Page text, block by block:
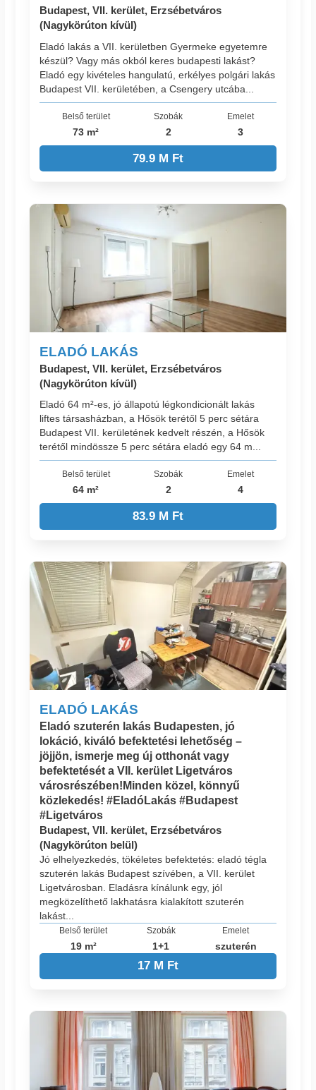
Budapest, VII. kerület, Erzsébetváros
(Nagykörúton kívül)
Eladó lakás a VII. kerületben Gyermeke egyetemre
készül? Vagy más okból keres budapesti lakást?
Eladó egy kivételes hangulatú, erkélyes polgári lakás
Budapest VII. kerületében, a Csengery utcába...
Belső terület
73 m²
Szobák
2
Emelet
3
79.9 M Ft
ELADÓ LAKÁS
Budapest, VII. kerület, Erzsébetváros
(Nagykörúton kívül)
Eladó 64 m²-es, jó állapotú légkondicionált lakás
liftes társasházban, a Hősök terétől 5 perc sétára
Budapest VII. kerületének kedvelt részén, a Hősök
terétől mindössze 5 perc sétára eladó egy 64 m...
Belső terület
64 m²
Szobák
2
Emelet
4
83.9 M Ft
ELADÓ LAKÁS
Eladó szuterén lakás Budapesten, jó
lokáció, kiváló befektetési lehetőség –
jöjjön, ismerje meg új otthonát vagy
befektetését a VII. kerület Ligetváros
városrészében!Minden közel, könnyű
közlekedés! #EladóLakás #Budapest
#Ligetváros
Budapest, VII. kerület, Erzsébetváros
(Nagykörúton belül)
Jó elhelyezkedés, tökéletes befektetés: eladó tégla
szuterén lakás Budapest szívében, a VII. kerület
Ligetvárosban. Eladásra kínálunk egy, jól
megközelíthető lakhatásra kialakított szuterén
lakást...
Belső terület
19 m²
Szobák
1+1
Emelet
szuterén
17 M Ft